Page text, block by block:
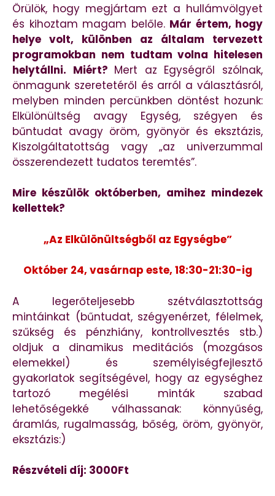
Örülök, hogy megjártam ezt a hullámvölgyet
és kihoztam magam belőle. Már értem, hogy
helye volt, különben az általam tervezett
programokban nem tudtam volna hitelesen
helytállni. Miért? Mert az Egységről szólnak,
önmagunk szeretetéről és arról a választásról,
melyben minden percünkben döntést hozunk:
Elkülönültség avagy Egység, szégyen és
bűntudat avagy öröm, gyönyör és eksztázis,
Kiszolgáltatottság vagy „az univerzummal
összerendezett tudatos teremtés”.
Mire készülök októberben, amihez mindezek
kellettek?
„Az Elkülönültségből az Egységbe”
Október 24, vasárnap este, 18:30-21:30-ig
A legerőteljesebb szétválasztottság
mintáinkat (bűntudat, szégyenérzet, félelmek,
szűkség és pénzhiány, kontrollvesztés stb.)
oldjuk a dinamikus meditációs (mozgásos
elemekkel) és személyiségfejlesztő
gyakorlatok segítségével, hogy az egységhez
tartozó megélési minták szabad
lehetőségekké válhassanak: könnyűség,
áramlás, rugalmasság, bőség, öröm, gyönyör,
eksztázis:)
Részvételi díj: 3000Ft